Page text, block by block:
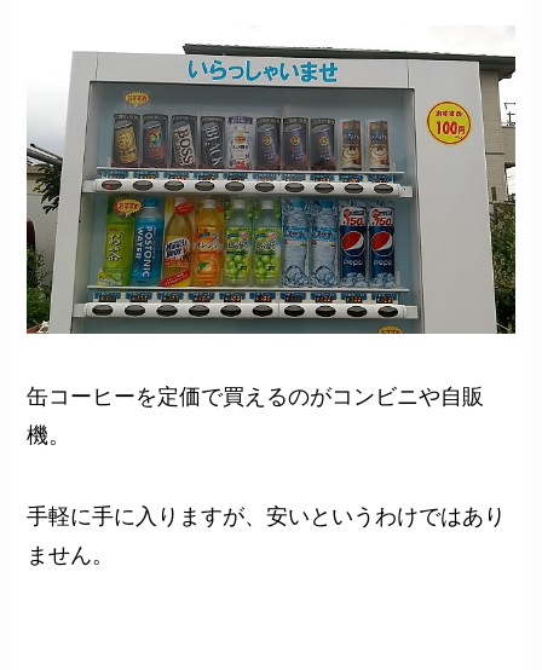
缶コーヒーを定価で買えるのがコンビニや自販
機。
手軽に手に入りますが、安いというわけではあり
ません。